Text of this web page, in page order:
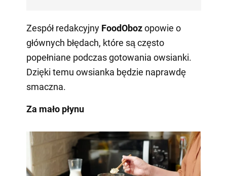
Zespół redakcyjny FoodObozopowie o
głównych błędach, które są często
popełniane podczas gotowania owsianki.
Dzięki temu owsianka będzie naprawdę
smaczna.
Za mało płynu